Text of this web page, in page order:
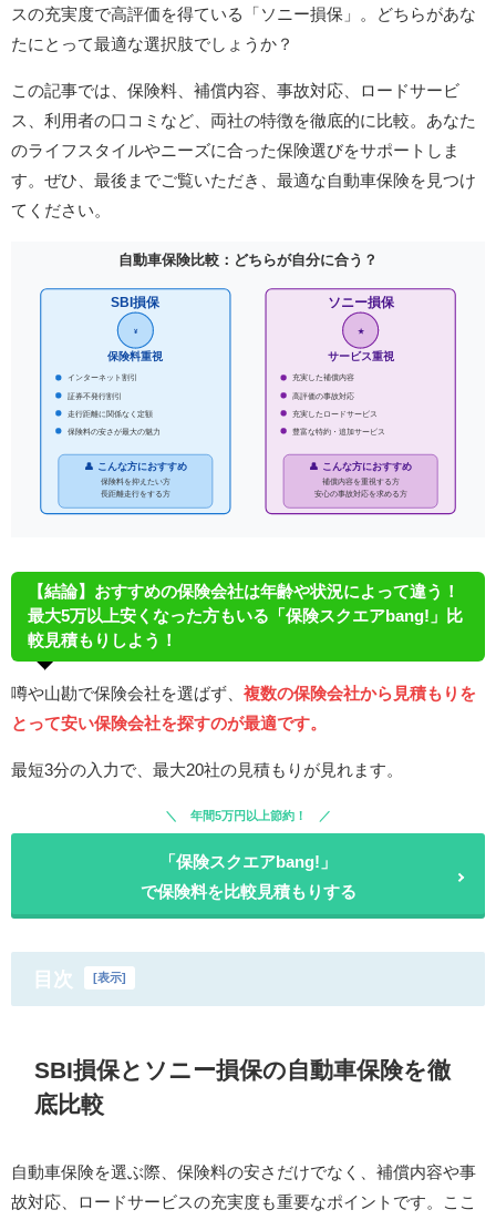
スの充実度で高評価を得ている「ソニー損保」。​どちらがあな
たにとって最適な選択肢でしょうか？​
この記事では、保険料、補償内容、事故対応、ロードサービ
ス、利用者の口コミなど、両社の特徴を徹底的に比較。​あなた
のライフスタイルやニーズに合った保険選びをサポートしま
す。​ぜひ、最後までご覧いただき、最適な自動車保険を見つけ
てください。​
自動車保険比較：どちらが自分に合う？
SBI損保
¥
保険料重視
インターネット割引
証券不発行割引
走行距離に関係なく定額
保険料の安さが最大の魅力
👤 こんな方におすすめ
保険料を抑えたい方
長距離走行をする方
ソニー損保
★
サービス重視
充実した補償内容
高評価の事故対応
充実したロードサービス
豊富な特約・追加サービス
👤 こんな方におすすめ
補償内容を重視する方
安心の事故対応を求める方
【結論】おすすめの保険会社は年齢や状況によって違う！
最大5万以上安くなった方もいる「保険スクエアbang!」比
較見積もりしよう！
噂や山勘で保険会社を選ばず、 複数の保険会社から見積もりを
とって安い保険会社を探すのが最適です。
最短3分の入力で、最大20社の見積もりが見れます。
年間5万円以上節約！
「保険スクエアbang!」
で保険料を比較見積もりする
目次 [表示]
SBI損保とソニー損保の自動車保険を徹
底比較
自動車保険を選ぶ際、保険料の安さだけでなく、補償内容や事
故対応、ロードサービスの充実度も重要なポイントです。​ここ